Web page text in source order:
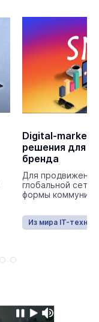
Digital-
решения для
бренда
Для
глобальной сети
формы
Из мира IT-